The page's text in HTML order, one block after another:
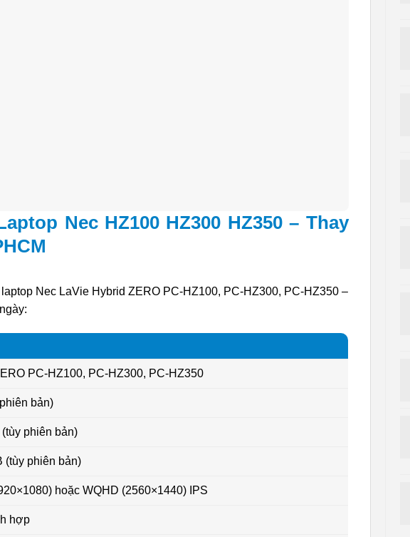
Nec HZ100 HZ300 HZ350 – Thay
Nec LaVie Hybrid ZERO PC-HZ100, PC-HZ300, PC-HZ350 –
PC-HZ100, PC-HZ300, PC-HZ350
bản)
phiên bản)
(tùy phiên bản)
hoặc WQHD (2560×1440) IPS
hợp